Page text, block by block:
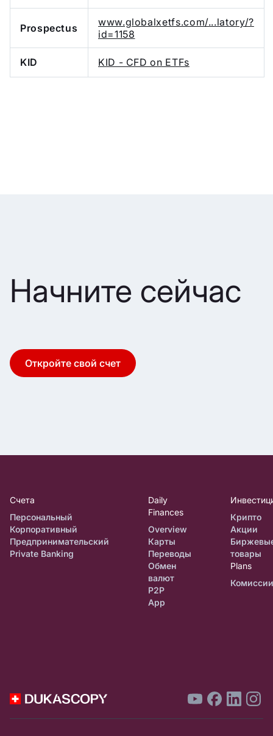
Prospectus
www.globalxetfs.com/...latory/?
id=1158
KID KID - CFD on ETFs
Начните сейчас
Откройте свой счет
Счета
Персональный
Корпоративный
Предпринимательский
Private Banking
Daily
Finances
Overview
Карты
Переводы
Обмен
валют
P2P
App
Крипто
Акции
товары
Plans
Комиссии